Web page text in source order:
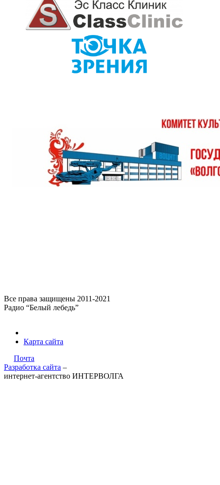
Все права защищены 2011-2021
Радио “Белый лебедь”
Карта сайта
Почта
Разработка сайта –
интернет-агентство ИНТЕРВОЛГА